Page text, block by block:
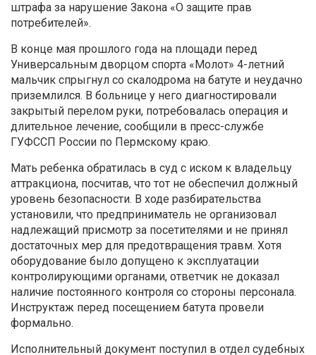
штрафа за нарушение Закона «О защите прав
потребителей».
В конце мая прошлого года на площади перед
Универсальным дворцом спорта «Молот» 4-летний
мальчик спрыгнул со скалодрома на батуте и неудачно
приземлился. В больнице у него диагностировали
закрытый перелом руки, потребовалась операция и
длительное лечение, сообщили в пресс-службе
ГУФССП России по Пермскому краю.
Мать ребенка обратилась в суд с иском к владельцу
аттракциона, посчитав, что тот не обеспечил должный
уровень безопасности. В ходе разбирательства
установили, что предприниматель не организовал
надлежащий присмотр за посетителями и не принял
достаточных мер для предотвращения травм. Хотя
оборудование было допущено к эксплуатации
контролирующими органами, ответчик не доказал
наличие постоянного контроля со стороны персонала.
Инструктаж перед посещением батута провели
формально.
Исполнительный документ поступил в отдел судебных